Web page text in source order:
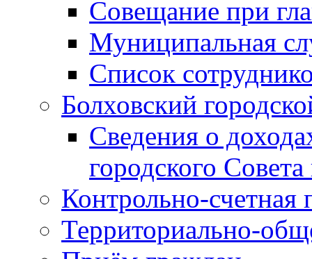
Совещание при
Муниципальная
Список
Болховский
Сведения о
городского
Контрольно-счетная
Территориально-